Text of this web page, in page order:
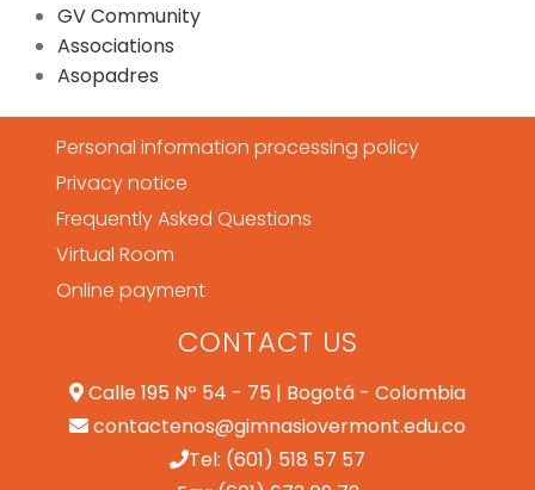
GV Community
Associations
Asopadres
Personal information processing policy
Privacy notice
Frequently Asked Questions
Virtual Room
Online payment
CONTACT US
Calle 195 Nº 54 - 75 | Bogotá - Colombia
contactenos@gimnasiovermont.edu.co
Tel: (601) 518 57 57